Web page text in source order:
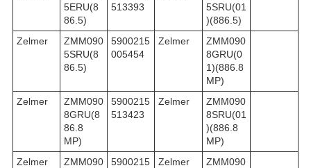
5ERU(8
86.5)
513393
5SRU(01
)(886.5)
Zelmer
ZMM090
5SRU(8
86.5)
5900215
005454
Zelmer
ZMM090
8GRU(0
1)(886.8
MP)
Zelmer
ZMM090
8GRU(8
86.8
MP)
5900215
513423
Zelmer
ZMM090
8SRU(01
)(886.8
MP)
Zelmer
ZMM090
5900215
Zelmer
ZMM090